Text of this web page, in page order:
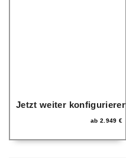
Jetzt weiter konfigurieren
ab2.949€